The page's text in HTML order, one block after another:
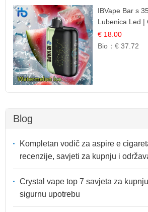
IBVape Bar s
Lubenica Led |
Okus
€ 18.00
Bio：€ 37.72
Blog
Kompletan vodič za aspire e
recenzije, savjeti za kupnju i
Crystal vape top 7 savjeta za
sigurnu upotrebu